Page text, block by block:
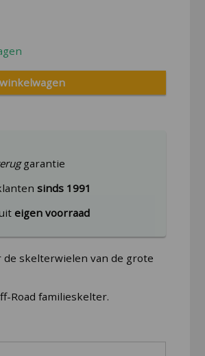
garantie
sinds 1991
eigen voorraad
skelterwielen van de grote
Road familieskelter.